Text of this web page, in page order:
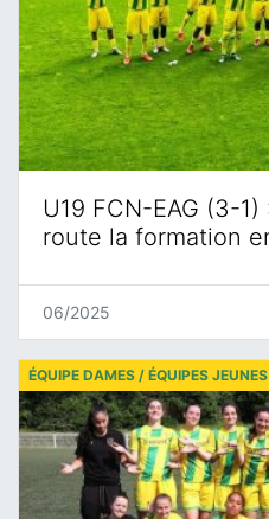
U19 FCN-EAG (3-
route la formation
06/2025
ÉQUIPE DAMES / ÉQUIPES JEUNES